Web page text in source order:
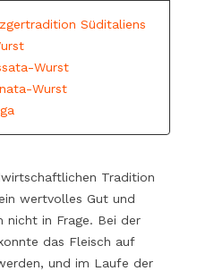
Süditaliens
Wurst
Wurst
Tradition
wertvolles Gut und
nicht in Frage. Bei der
das Fleisch auf
und im Laufe der